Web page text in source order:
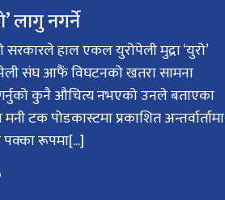
लागु नगर्ने
सरकारले हाल एकल युरोपेली मुद्रा ‘युरो’
संघ आफैं विघटनको खतरा सामना
कुनै औचित्य नभएको उनले बताएका
टक पोडकास्टमा प्रकाशित अन्तर्वार्तामा
पक्का रूपमा[...]